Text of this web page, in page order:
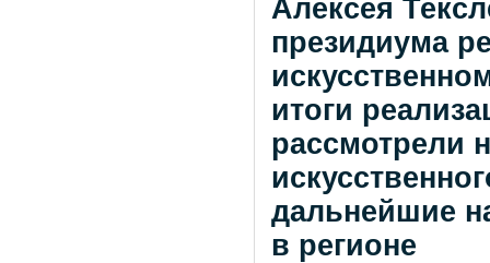
Алексея
президиума
итоги
рассмотрели
дальнейшие
в регионе